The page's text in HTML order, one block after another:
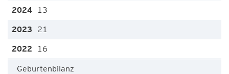
13
21
16
Geburtenbilanz